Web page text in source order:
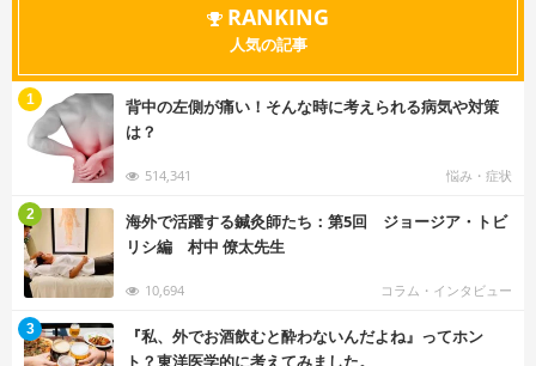
RANKING
人気の記事
背中の左側が痛い！そんな時に考えられる病気や対策
は？
514,341 悩み・症状
1
海外で活躍する鍼灸師たち：第5回 ジョージア・トビ
リシ編 村中 僚太先生
10,694 コラム・インタビュー
2
『私、外でお酒飲むと酔わないんだよね』ってホン
ト？東洋医学的に考えてみました。
3